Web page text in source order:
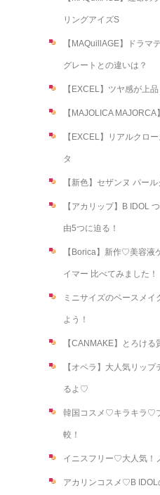
リングアイズS
【MAQuillAGE】ドラ
グレートとの違いは？
【EXCEL】ツヤ感が上
【MAJOLICA
【EXCEL】リアルクロ
タ
【新色】セザンヌ パー
【アカリップ】B IDOL
由5つに迫る！
【Borica】新作♡美容液
イマー 比べてみました！
ミニサイズのベースメ
よう！
【CANMAKE】とろけ
【オペラ】大人気リッ
るよ♡
韓国コスメ♡キラキラ♡
較！
イニスフリー♡大人気！
アカリンコスメ♡B IDOL